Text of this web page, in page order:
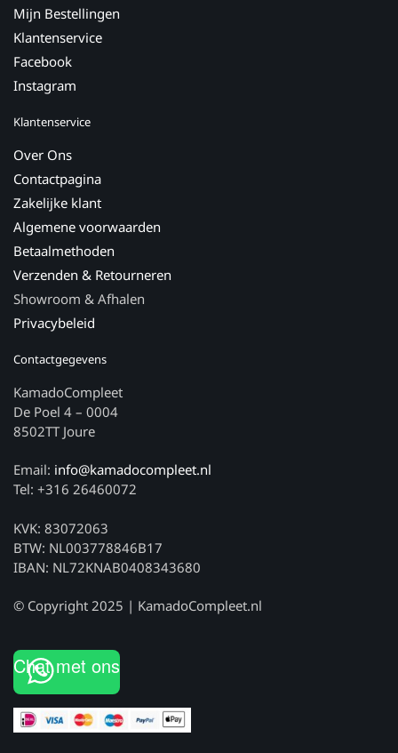
Mijn Bestellingen
Klantenservice
Facebook
Instagram
Klantenservice
Over Ons
Contactpagina
Zakelijke klant
Algemene voorwaarden
Betaalmethoden
Verzenden & Retourneren
Showroom & Afhalen
Privacybeleid
Contactgegevens
KamadoCompleet
De Poel 4 – 0004
8502TT Joure
Email: info@kamadocompleet.nl
Tel: +316 26460072
KVK: 83072063
BTW: NL003778846B17
IBAN: NL72KNAB0408343680
© Copyright 2025 | KamadoCompleet.nl
Chat met ons